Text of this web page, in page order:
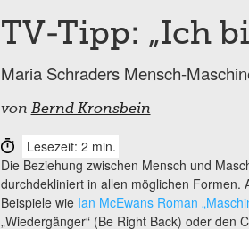
TV-Tipp: „Ich
Maria Schraders Mensch-
von Bernd Kronsbein
Lesezeit: 2 min.
Die Beziehung zwischen Mensch und
durchdekliniert in allen möglichen
Beispiele wie Ian McEwans Roman
„Wiedergänger“ (Be Right Back) oder den